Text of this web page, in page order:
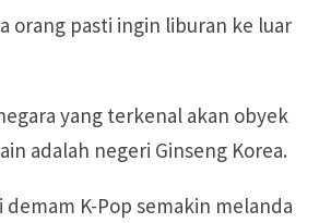
orang pasti ingin liburan ke luar
yang terkenal akan obyek
adalah negeri Ginseng Korea.
demam K-Pop semakin melanda